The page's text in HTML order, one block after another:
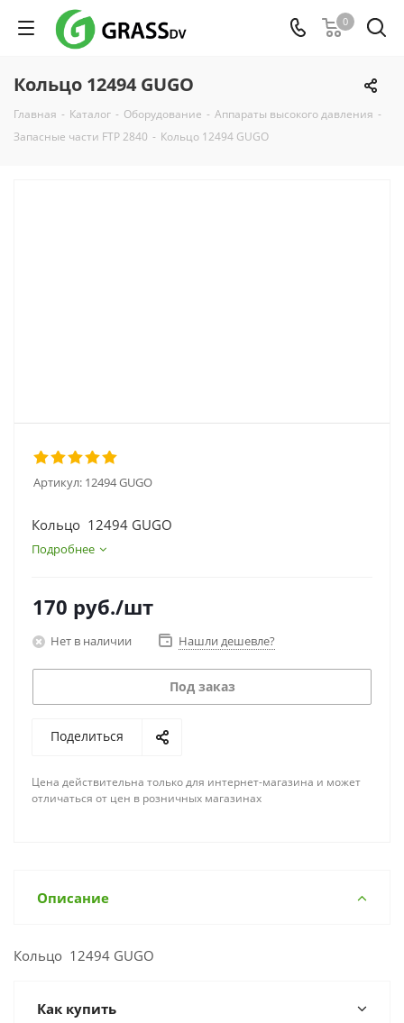
0
Кольцо 12494 GUGO
Главная - Каталог - Оборудование - Аппараты высокого давления -
Запасные части FTP 2840 - Кольцо 12494 GUGO
Артикул: 12494 GUGO
Кольцо 12494 GUGO
Подробнее
170 руб./шт
Нет в наличии Нашли дешевле?
Под заказ
Поделиться
Цена действительна только для интернет-магазина и может
отличаться от цен в розничных магазинах
Описание
Кольцо 12494 GUGO
Как купить